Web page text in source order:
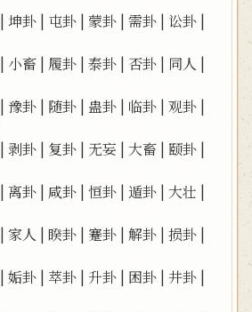
| 坤卦 | 屯卦 |蒙卦 |需卦 | 讼卦 |
| 小畜 | 履卦 |泰卦 | 否卦 | 同人 |
|豫卦 | 随卦 | 蛊卦 | 临卦 |观卦 |
| 剥卦 | 复卦 | 无妄 |大畜 | 颐卦 |
|离卦 | 咸卦 |恒卦 |遁卦 |大壮 |
|家人 |睽卦 | 蹇卦 |解卦 |损卦 |
|姤卦 | 萃卦 |升卦 | 困卦 |井卦 |